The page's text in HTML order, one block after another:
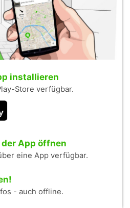
installieren
Store verfügbar.
App öffnen
eine App verfügbar.
- auch offline.